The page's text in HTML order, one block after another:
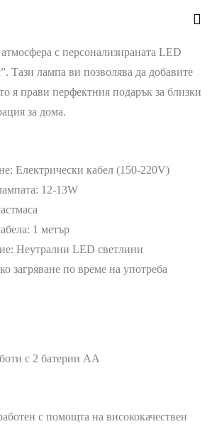
с персонализираната LED
Тази лампа ви позволява да добавите
я прави перфектния подарък за близки
за дома.
Електрически кабел (150-220V)
12-13W
1 метър
Неутрални LED светлини
загряване по време на употреба
с 2 батерии АA
с помощта на висококачествен